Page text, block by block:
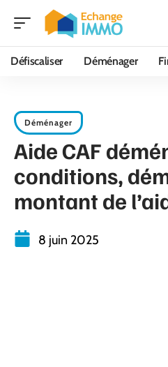
Défiscaliser Déménager
Déménager
Aide CAF
conditions,
montant de
8 juin 2025